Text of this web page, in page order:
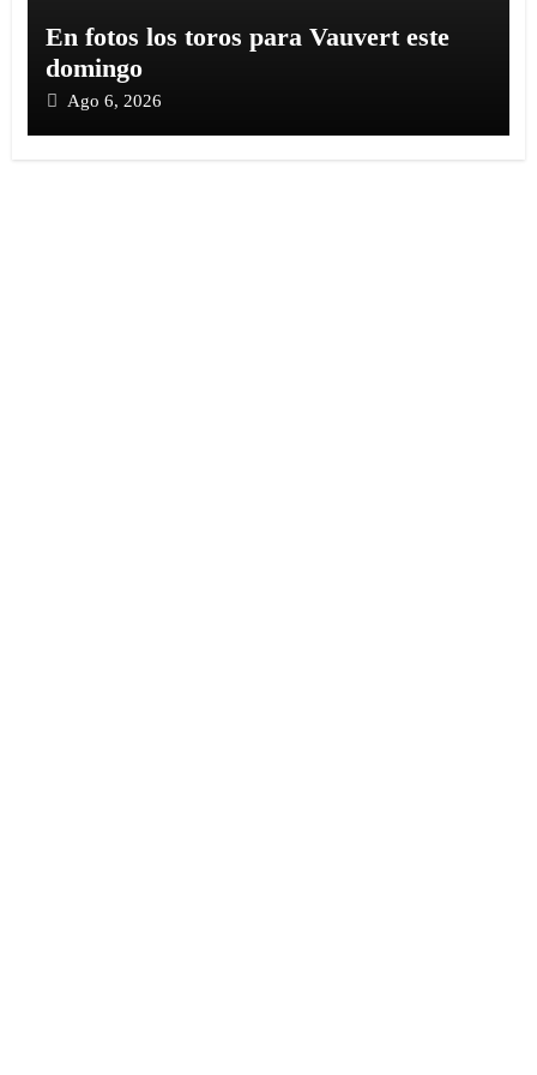
En fotos los toros para Vauvert este
domingo
Ago 6, 2026